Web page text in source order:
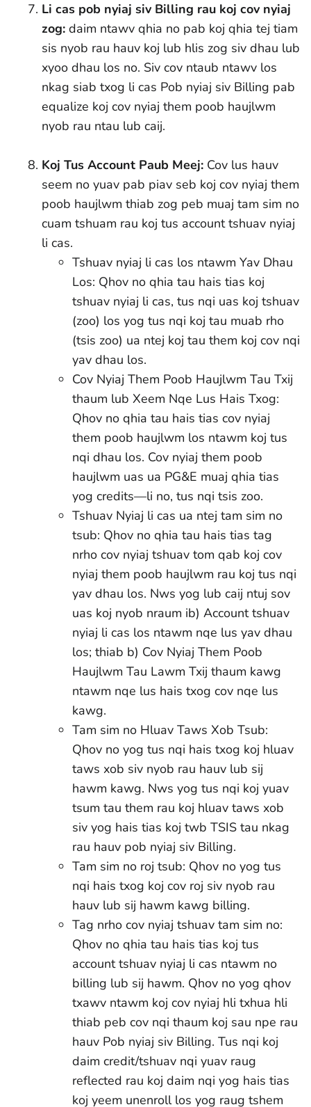
Li cas pob nyiaj siv Billing rau koj cov nyiaj
zog: daim ntawv qhia no pab koj qhia tej tiam
sis nyob rau hauv koj lub hlis zog siv dhau lub
xyoo dhau los no. Siv cov ntaub ntawv los
nkag siab txog li cas Pob nyiaj siv Billing pab
equalize koj cov nyiaj them poob haujlwm
nyob rau ntau lub caij.
Koj Tus Account Paub Meej: Cov lus hauv
seem no yuav pab piav seb koj cov nyiaj them
poob haujlwm thiab zog peb muaj tam sim no
cuam tshuam rau koj tus account tshuav nyiaj
li cas.
Tshuav nyiaj li cas los ntawm Yav Dhau
Los: Qhov no qhia tau hais tias koj
tshuav nyiaj li cas, tus nqi uas koj tshuav
(zoo) los yog tus nqi koj tau muab rho
(tsis zoo) ua ntej koj tau them koj cov nqi
yav dhau los.
Cov Nyiaj Them Poob Haujlwm Tau Txij
thaum lub Xeem Nqe Lus Hais Txog:
Qhov no qhia tau hais tias cov nyiaj
them poob haujlwm los ntawm koj tus
nqi dhau los. Cov nyiaj them poob
haujlwm uas ua PG&E muaj qhia tias
yog credits—li no, tus nqi tsis zoo.
Tshuav Nyiaj li cas ua ntej tam sim no
tsub: Qhov no qhia tau hais tias tag
nrho cov nyiaj tshuav tom qab koj cov
nyiaj them poob haujlwm rau koj tus nqi
yav dhau los. Nws yog lub caij ntuj sov
uas koj nyob nraum ib) Account tshuav
nyiaj li cas los ntawm nqe lus yav dhau
los; thiab b) Cov Nyiaj Them Poob
Haujlwm Tau Lawm Txij thaum kawg
ntawm nqe lus hais txog cov nqe lus
kawg.
Tam sim no Hluav Taws Xob Tsub:
Qhov no yog tus nqi hais txog koj hluav
taws xob siv nyob rau hauv lub sij
hawm kawg. Nws yog tus nqi koj yuav
tsum tau them rau koj hluav taws xob
siv yog hais tias koj twb TSIS tau nkag
rau hauv pob nyiaj siv Billing.
Tam sim no roj tsub: Qhov no yog tus
nqi hais txog koj cov roj siv nyob rau
hauv lub sij hawm kawg billing.
Tag nrho cov nyiaj tshuav tam sim no:
Qhov no qhia tau hais tias koj tus
account tshuav nyiaj li cas ntawm no
billing lub sij hawm. Qhov no yog qhov
txawv ntawm koj cov nyiaj hli txhua hli
thiab peb cov nqi thaum koj sau npe rau
hauv Pob nyiaj siv Billing. Tus nqi koj
daim credit/tshuav nqi yuav raug
reflected rau koj daim nqi yog hais tias
koj yeem unenroll los yog raug tshem